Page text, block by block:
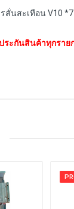
สั่นสะเทือน V10 *7
ระกันสินค้าทุกราย